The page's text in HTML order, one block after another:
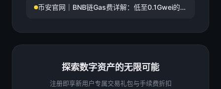
币安官网｜BNB链Gas费详解：低至0.1Gwei的全
探索数字资产的无限可能
注册即享新用户专属交易礼包与手续费折扣